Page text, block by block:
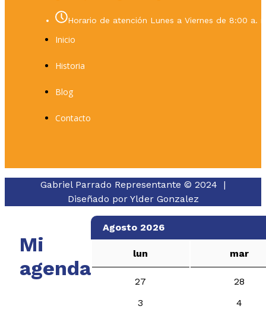
Horario de atención Lunes a Viernes de 8:00 a.
Inicio
Historia
Blog
Contacto
Gabriel Parrado Representante © 2024 |
Diseñado por Ylder Gonzalez
Mi
agenda
Agosto 2026
lun mar
27
28
3
4